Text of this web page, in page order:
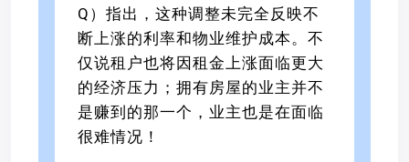
Q）指出，这种调整未完全反映不
断上涨的利率和物业维护成本。不
仅说租户也将因租金上涨面临更大
的经济压力；拥有房屋的业主并不
是赚到的那一个，业主也是在面临
很难情况！